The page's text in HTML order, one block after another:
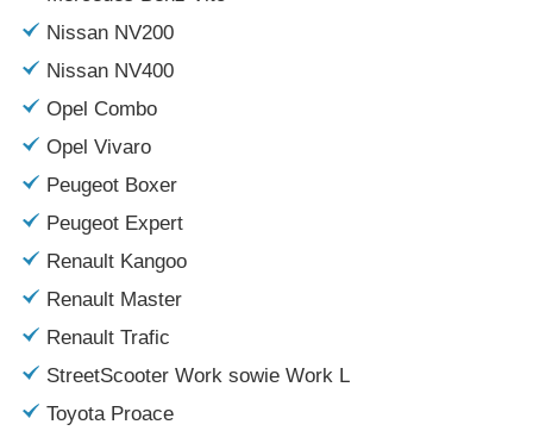
Nissan NV200
Nissan NV400
Opel Combo
Opel Vivaro
Peugeot Boxer
Peugeot Expert
Renault Kangoo
Renault Master
Renault Trafic
StreetScooter Work sowie Work L
Toyota Proace